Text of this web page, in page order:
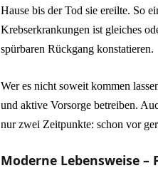
Hause bis der Tod sie ereilte. So
Krebserkrankungen ist gleiches
spürbaren Rückgang konstatieren.
Wer es nicht soweit kommen
und aktive Vorsorge betreiben.
nur zwei Zeitpunkte: schon vor
Moderne Lebensweise –